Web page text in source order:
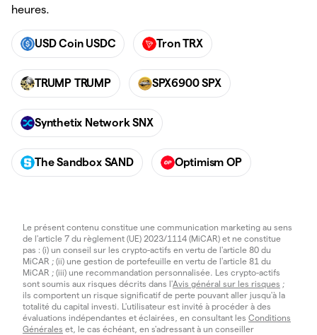
heures.
USD Coin USDC Tron TRX
TRUMP TRUMP SPX6900 SPX
Synthetix Network SNX
The Sandbox SAND Optimism OP
Le présent contenu constitue une communication marketing au sens
de l'article 7 du règlement (UE) 2023/1114 (MiCAR) et ne constitue
pas : (i) un conseil sur les crypto-actifs en vertu de l'article 80 du
MiCAR ; (ii) une gestion de portefeuille en vertu de l'article 81 du
MiCAR ; (iii) une recommandation personnalisée. Les crypto-actifs
sont soumis aux risques décrits dans l'Avis général sur les risques ;
ils comportent un risque significatif de perte pouvant aller jusqu'à la
totalité du capital investi. L'utilisateur est invité à procéder à des
évaluations indépendantes et éclairées, en consultant les Conditions
Générales et, le cas échéant, en s'adressant à un conseiller